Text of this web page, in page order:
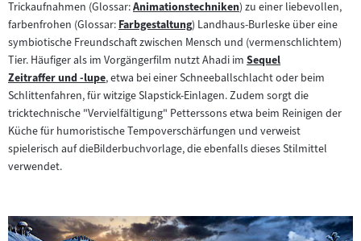
Inhalt:
Trickaufnahmen (Glossar:Zum
Inhalt:
Animationstechniken) zu einer liebevollen,
farbenfrohen (Glossar:Zum
Inhalt:
Farbgestaltung) Landhaus-Burleske über eine
symbiotische Freundschaft zwischen Mensch und (vermenschlichtem)
Tier. Häufiger als im Vorgängerfilm nutzt Ahadi im Zum
Inhalt:
Sequel
Zum
Inhalt:
Zeitraffer und -lupe, etwa bei einer Schneeballschlacht oder beim
Schlittenfahren, für witzige Slapstick-Einlagen. Zudem sorgt die
tricktechnische "Vervielfältigung" Petterssons etwa beim Reinigen der
Küche für humoristische Tempoverschärfungen und verweist
spielerisch auf dieBilderbuchvorlage, die ebenfalls dieses Stilmittel
verwendet.